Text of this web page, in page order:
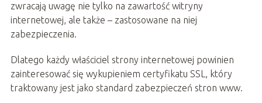
zwracają uwagę nie tylko na zawartość witryny
internetowej, ale także – zastosowane na niej
zabezpieczenia.
Dlatego każdy właściciel strony internetowej powinien
zainteresować się wykupieniem certyfikatu SSL, który
traktowany jest jako standard zabezpieczeń stron www.